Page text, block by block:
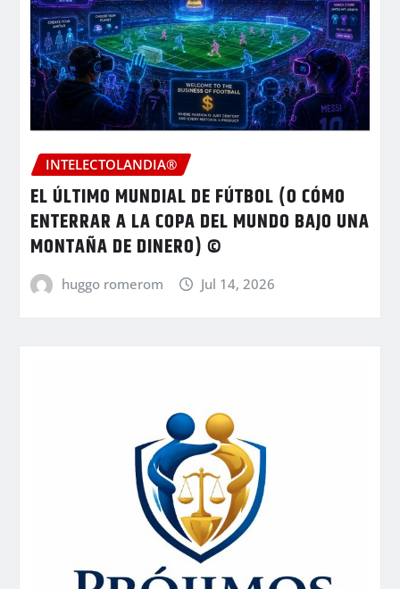
INTELECTOLANDIA®
EL ÚLTIMO MUNDIAL DE FÚTBOL (O CÓMO
ENTERRAR A LA COPA DEL MUNDO BAJO UNA
MONTAÑA DE DINERO) ©
huggo romerom Jul 14, 2026